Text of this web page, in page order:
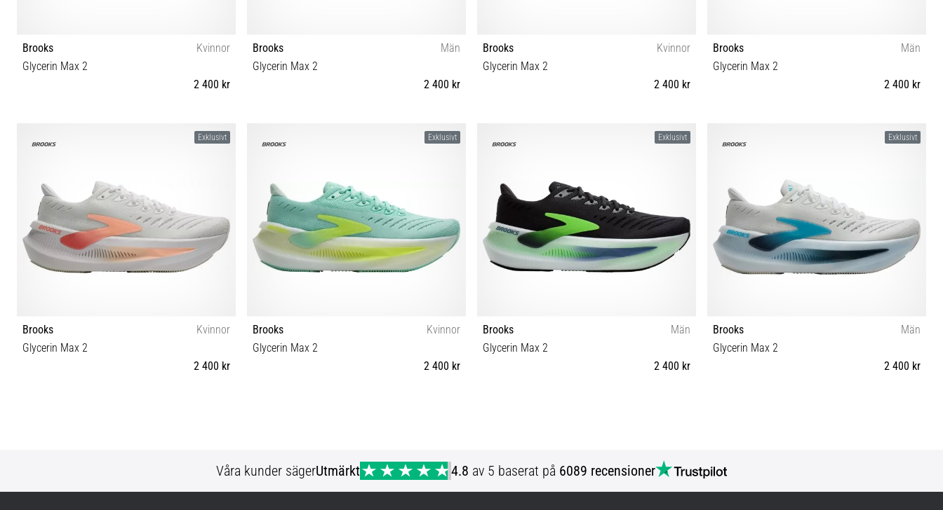
Brooks
Kvinnor
Glycerin Max 2
2 400 kr
36 36½ 37½ 38 38½ 39 40 40½ 42 42½ 44½
Brooks
Män
Glycerin Max 2
2 400 kr
40½ 41 42 42½ 43 44 44½ 45 45½ 46 46½ 47½ 48½
Brooks
Kvinnor
Glycerin Max 2
2 400 kr
36 36½ 38 38½ 39 40 40½ 41 42 42½ 43 44½
Brooks
Män
Glycerin Max 2
2 400 kr
40 40½ 41 42 42½ 43 44 44½ 45 45½ 46 46½ 47½
Exklusivt
Brooks
Kvinnor
Glycerin Max 2
2 400 kr
Exklusivt
Brooks
Kvinnor
Glycerin Max 2
2 400 kr
Exklusivt
Brooks
Män
Glycerin Max 2
2 400 kr
Exklusivt
Brooks
Män
Glycerin Max 2
2 400 kr
Våra kunder sägerUtmärkt 4.8 av 5 baserat på 6089 recensioner